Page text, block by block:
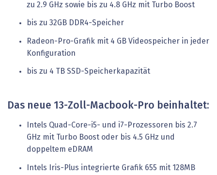
zu 2.9 GHz sowie bis zu 4.8 GHz mit Turbo Boost
bis zu 32GB DDR4-Speicher
Radeon-Pro-Grafik mit 4 GB Videospeicher in jeder
Konfiguration
bis zu 4 TB SSD-Speicherkapazität
Das neue 13-Zoll-Macbook-Pro beinhaltet:
Intels Quad-Core-i5- und i7-Prozessoren bis 2.7
GHz mit Turbo Boost oder bis 4.5 GHz und
doppeltem eDRAM
Intels Iris-Plus integrierte Grafik 655 mit 128MB